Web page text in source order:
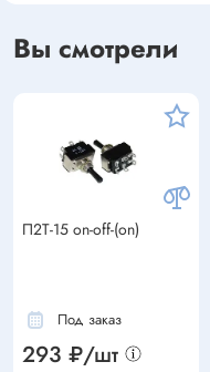
Вы смотрели
П2Т-15 on-off-(on)
Под заказ
293 ₽/шт